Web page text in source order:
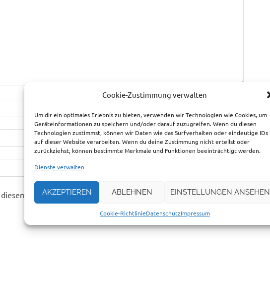
Cookie-Zustimmung verwalten
Um dir ein optimales Erlebnis zu bieten, verwenden wir Technologien wie Cookies, um
Geräteinformationen zu speichern und/oder darauf zuzugreifen. Wenn du diesen
Technologien zustimmst, können wir Daten wie das Surfverhalten oder eindeutige IDs
auf dieser Website verarbeiten. Wenn du deine Zustimmung nicht erteilst oder
zurückziehst, können bestimmte Merkmale und Funktionen beeinträchtigt werden.
Dienste verwalten
AKZEPTIEREN ABLEHNEN EINSTELLUNGEN ANSEHEN
Cookie-RichtlinieDatenschutzImpressum
Browser für meinen nächsten Kommentar speichern.